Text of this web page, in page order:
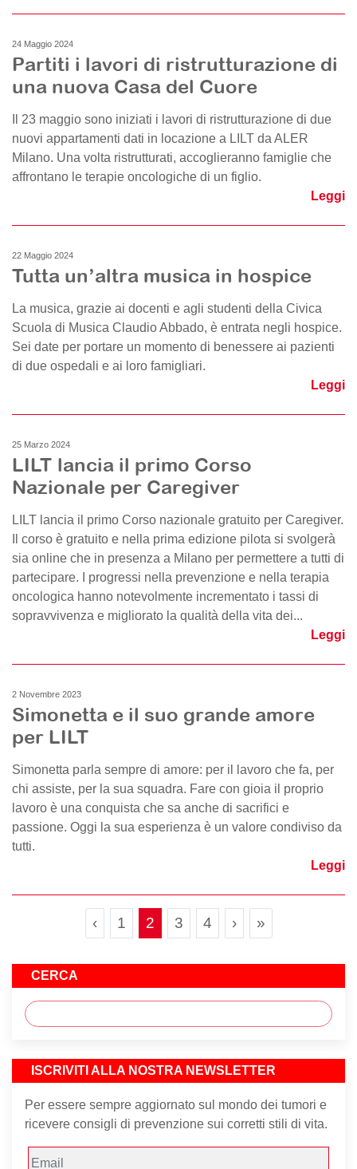
24 Maggio 2024
Partiti i lavori di ristrutturazione di
una nuova Casa del Cuore
Il 23 maggio sono iniziati i lavori di ristrutturazione di due
nuovi appartamenti dati in locazione a LILT da ALER
Milano. Una volta ristrutturati, accoglieranno famiglie che
affrontano le terapie oncologiche di un figlio.
Leggi
22 Maggio 2024
Tutta un’altra musica in hospice
La musica, grazie ai docenti e agli studenti della Civica
Scuola di Musica Claudio Abbado, è entrata negli hospice.
Sei date per portare un momento di benessere ai pazienti
di due ospedali e ai loro famigliari.
Leggi
25 Marzo 2024
LILT lancia il primo Corso
Nazionale per Caregiver
LILT lancia il primo Corso nazionale gratuito per Caregiver.
Il corso è gratuito e nella prima edizione pilota si svolgerà
sia online che in presenza a Milano per permettere a tutti di
partecipare. I progressi nella prevenzione e nella terapia
oncologica hanno notevolmente incrementato i tassi di
sopravvivenza e migliorato la qualità della vita dei...
Leggi
2 Novembre 2023
Simonetta e il suo grande amore
per LILT
Simonetta parla sempre di amore: per il lavoro che fa, per
chi assiste, per la sua squadra. Fare con gioia il proprio
lavoro è una conquista che sa anche di sacrifici e
passione. Oggi la sua esperienza è un valore condiviso da
tutti.
Leggi
Page navigation
‹ Page
1 Current Page
2 Page
3 Page
4 › »
CERCA
ISCRIVITI ALLA NOSTRA NEWSLETTER
Per essere sempre aggiornato sul mondo dei tumori e
ricevere consigli di prevenzione sui corretti stili di vita.